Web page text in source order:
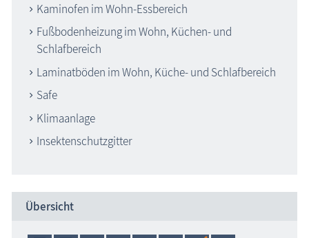
Kaminofen im Wohn-Essbereich
Fußbodenheizung im Wohn, Küchen- und
Schlafbereich
Laminatböden im Wohn, Küche- und Schlafbereich
Safe
Klimaanlage
Insektenschutzgitter
Übersicht